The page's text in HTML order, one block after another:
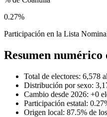
0.27%
Participación en la Lista
Resumen numérico
Total de electores: 6,578
Distribución por sexo:
Cambio desde 2026: +0
Participación estatal:
Origen local: 87.5% de